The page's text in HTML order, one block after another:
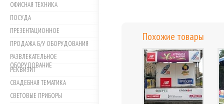
ОФИСНАЯ ТЕХНИКА
ПОСУДА
ПРЕЗЕНТАЦИОННОЕ
ПРОДАЖА Б/У ОБОРУДОВАНИЯ
РАЗВЛЕКАТЕЛЬНОЕ
ОБОРУДОВАНИЕ
РЕКВИЗИТ
СВАДЕБНАЯ ТЕМАТИКА
СВЕТОВЫЕ ПРИБОРЫ
Похожие товары